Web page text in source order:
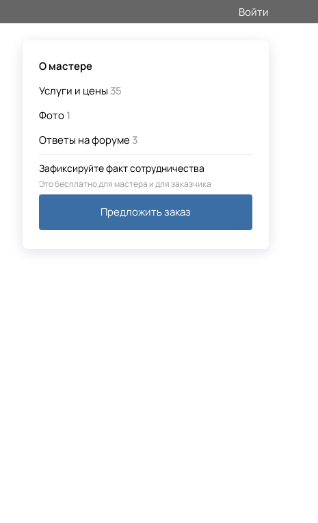
Войти
О мастере
Услуги и цены 35
Фото1
Ответы на форуме3
Зафиксируйте факт сотрудничества
Это бесплатно для мастера и для заказчика
Предложить заказ